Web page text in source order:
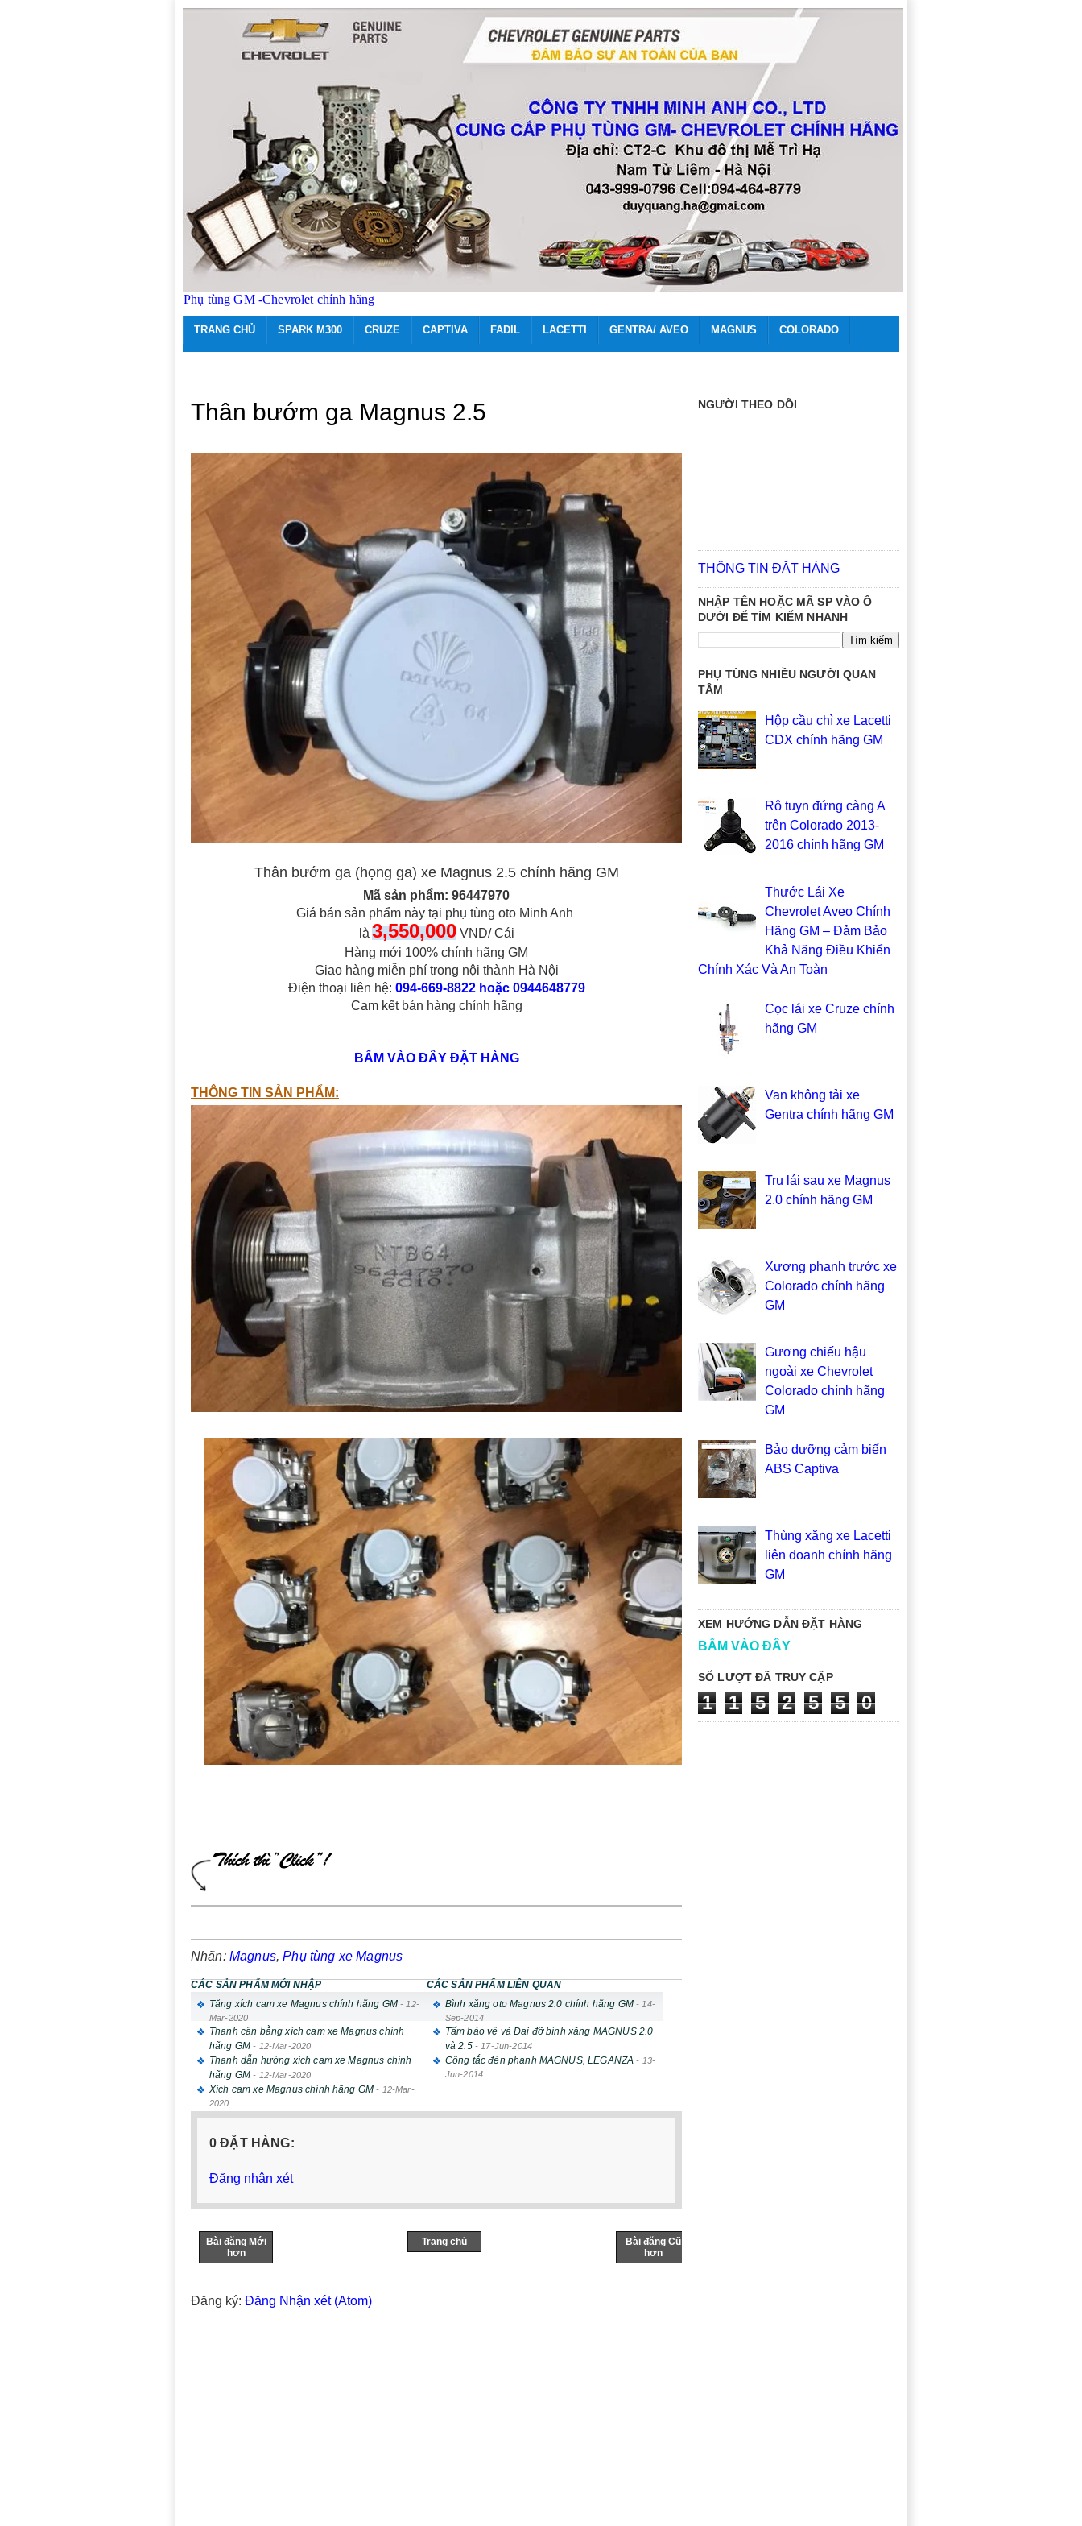
Phụ tùng GM -Chevrolet chính hãng
TRANG CHỦ SPARK M300 CRUZE CAPTIVA FADIL LACETTI GENTRA/ AVEO MAGNUS COLORADO
Thân bướm ga Magnus 2.5
Thân bướm ga (họng ga) xe Magnus 2.5 chính hãng GM
Mã sản phẩm: 96447970
Giá bán sản phẩm này tại phụ tùng oto Minh Anh
là 3,550,000 VND/ Cái
Hàng mới 100% chính hãng GM
Giao hàng miễn phí trong nội thành Hà Nội
Điện thoại liên hệ: 094-669-8822 hoặc 0944648779
Cam kết bán hàng chính hãng
BẤM VÀO ĐÂY ĐẶT HÀNG
THÔNG TIN SẢN PHẨM:
Nhãn: Magnus,Phụ tùng xe Magnus
CÁC SẢN PHẨM MỚI NHẬP
Tăng xích cam xe Magnus chính hãng GM- 12-
Mar-2020
Thanh cân bằng xích cam xe Magnus chính
hãng GM - 12-Mar-2020
Thanh dẫn hướng xích cam xe Magnus chính
hãng GM - 12-Mar-2020
Xích cam xe Magnus chính hãng GM - 12-Mar-
2020
CÁC SẢN PHẨM LIÊN QUAN
Bình xăng oto Magnus 2.0 chính hãng GM- 14-
Sep-2014
Tấm bảo vệ và Đai đỡ bình xăng MAGNUS 2.0
và 2.5- 17-Jun-2014
Công tắc đèn phanh MAGNUS, LEGANZA - 13-
Jun-2014
0 ĐẶT HÀNG:
Đăng nhận xét
Bài đăng Mới
hơn
Bài đăng Cũ
hơn
Trang chủ
Đăng ký: Đăng Nhận xét (Atom)
NGƯỜI THEO DÕI
THÔNG TIN ĐẶT HÀNG
NHẬP TÊN HOẶC MÃ SP VÀO Ô
DƯỚI ĐỂ TÌM KIẾM NHANH
PHỤ TÙNG NHIỀU NGƯỜI QUAN
TÂM
Hộp cầu chì xe Lacetti
CDX chính hãng GM
Rô tuyn đứng càng A
trên Colorado 2013-
2016 chính hãng GM
Thước Lái Xe
Chevrolet Aveo Chính
Hãng GM – Đảm Bảo
Khả Năng Điều Khiển
Chính Xác Và An Toàn
Cọc lái xe Cruze chính
hãng GM
Van không tải xe
Gentra chính hãng GM
Trụ lái sau xe Magnus
2.0 chính hãng GM
Xương phanh trước xe
Colorado chính hãng
GM
Gương chiếu hậu
ngoài xe Chevrolet
Colorado chính hãng
GM
Bảo dưỡng cảm biến
ABS Captiva
Thùng xăng xe Lacetti
liên doanh chính hãng
GM
XEM HƯỚNG DẪN ĐẶT HÀNG
BẤM VÀO ĐÂY
SỐ LƯỢT ĐÃ TRUY CẬP
1 1 5 2 5 5 0